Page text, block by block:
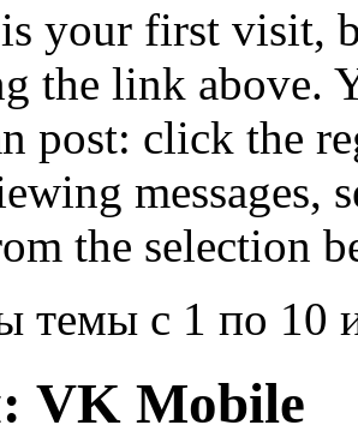
your first visit,
the link above.
post: click the
messages,
the selection
темы с 1 по 10
VK Mobile